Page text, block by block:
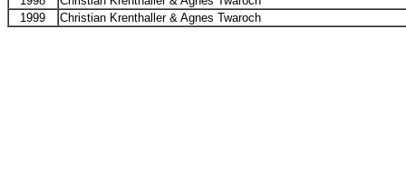
1999
Christian Krenthaller & Agnes Twaroch